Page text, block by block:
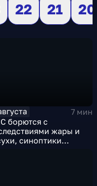
22 21
20
7 мин
борются с
жары и
синоптики